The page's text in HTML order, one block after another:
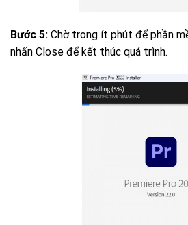
Bước 5: Chờ trong ít phút để phần
nhấn Close để kết thúc quá trình.